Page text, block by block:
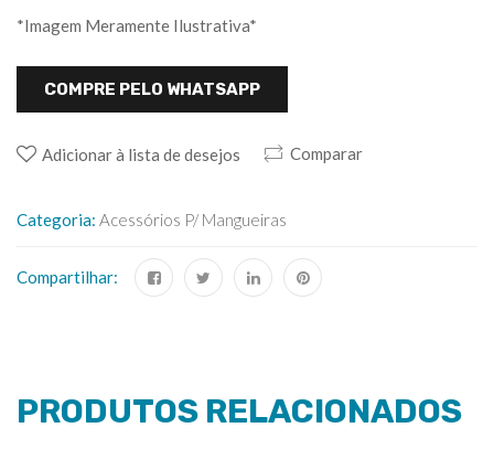
*Imagem Meramente Ilustrativa*
COMPRE PELO WHATSAPP
Adicionar à lista de desejos Comparar
Categoria: Acessórios P/ Mangueiras
Compartilhar:
PRODUTOS RELACIONADOS